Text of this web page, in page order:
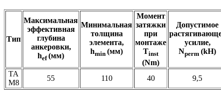
Тип
Максимальная
эффективная
глубина
анкеровки,
hef(мм)
Минимальная
толщина
элемента,
hmin (мм)
Момент
затяжки
при
монтаже
Tinst
(Nm)
Допустимое
усилие,
Nperm (kH)
TA
M8
55 110 40 9,5